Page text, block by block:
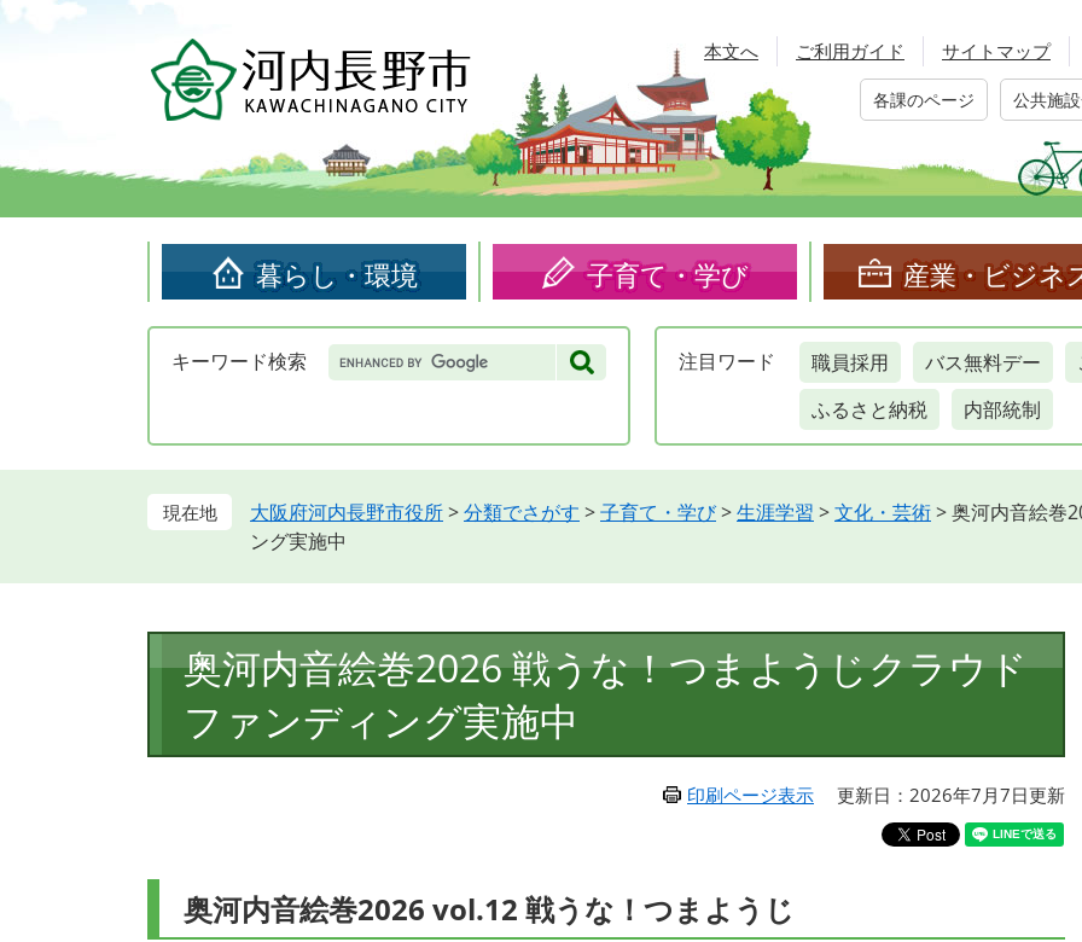
頭
す。
飛
し
本文へ ご利用ガイド サイトマップ
各課のページ 公共施
暮らし・環境 子育て・学び 産業・ビジネ
キーワード検索 Google
カ
検
注目 ワード 職員採用 バス無料デー
ふるさと納税
内部統制
大阪府河内長野市役所>分類でさがす >子育て・学び>生涯学習 >文化・芸術>奥河内音絵巻
ング実施中
文
奥河内音絵巻2026 戦うな！つまようじクラウド
ファンディング実施中
印刷ページ表示 更新日：2026年7月7日更新
奥河内音絵巻2026 vol.12 戦うな！つまようじ